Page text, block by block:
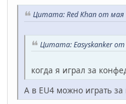
Цитата: Red Khan от мая
Цитата: Easyskanker от
когда я играл за
А в EU4 можно играть за